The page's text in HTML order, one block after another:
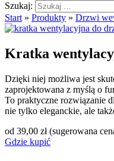
Szukaj:
Start » Produkty » Drzwi
Kratka
Dzięki niej możliwa jest
zaprojektowana z myślą o
To praktyczne rozwiązanie
nie tylko eleganckie, ale
od 39,00 zł (sugerowana
Gdzie kupić